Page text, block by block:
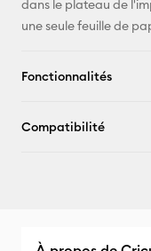
dans le plateau de
une seule feuille de
Fonctionnalités
Compatibilité